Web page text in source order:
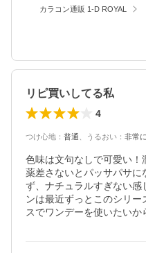
カラコン通販 1-D ROYAL
リピ買いしてる私
4
つけ心地 ： 普通 うるおい ： 非常
色味は文句なしで可愛い！
薬差さないとパッサパサに
ず、ナチュラルすぎない感
ンは最近ずっとこのシリ
スでワンデーを使いたい